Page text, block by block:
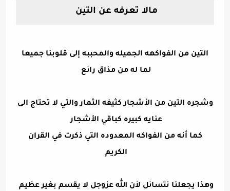
مالا تعرفه عن التين
التين من الفواكهه الجميله والمحببه إلى قلوبنا جميعا
لما له من مذاق رائع
وشجره التين من الأشجار كثيفه الثمار والتي لا تحتاج الى
عنايه كبيره كباقي الأشجار
كما أنه من الفواكه المعدوده التي ذكرت في القران
الكريم
وهذا يجعلنا نتسائل لأن الله عزوجل لا يقسم بغير عظيم